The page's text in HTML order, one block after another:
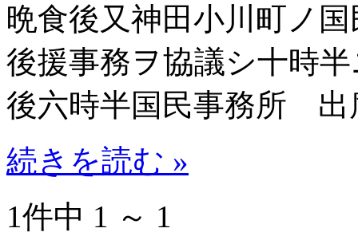
晩食後又神田小川町ノ
後援事務ヲ協議シ十時
後六時半国民事務所
続きを読む »
1件中 1 ～ 1